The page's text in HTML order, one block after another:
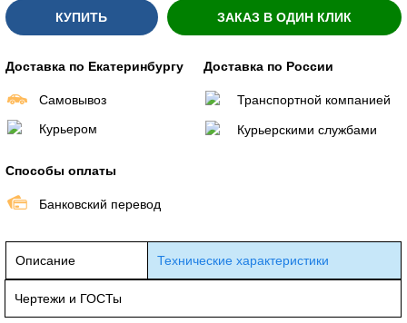
КУПИТЬ ЗАКАЗ В ОДИН КЛИК
Доставка по Екатеринбургу
Самовывоз
Курьером
Доставка по России
Транспортной компанией
Курьерскими службами
Способы оплаты
Банковский перевод
Описание Технические характеристики
Чертежи и ГОСТы